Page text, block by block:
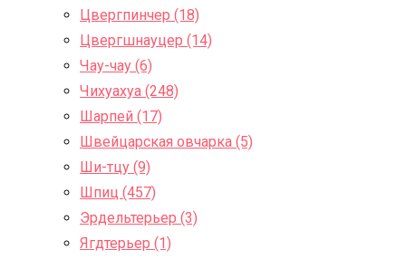
Цвергпинчер (18)
Цвергшнауцер (14)
Чау-чау (6)
Чихуахуа (248)
Шарпей (17)
Швейцарская овчарка (5)
Ши-тцу (9)
Шпиц (457)
Эрдельтерьер (3)
Ягдтерьер (1)